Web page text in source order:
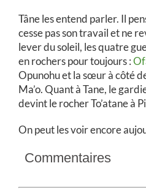
Tâne les entend parler. Il
cesse pas son travail et ne
lever du soleil, les quatre
en rochers pour toujours :
Opunohu et la sœur à côté
Ma’o. Quant à Tane, le
devint le rocher To’atane à
On peut les voir encore
Commentaires